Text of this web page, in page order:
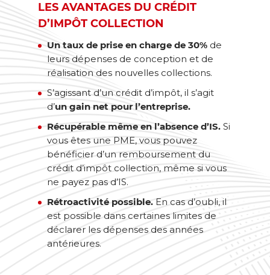
LES AVANTAGES DU CRÉDIT
D’IMPÔT COLLECTION
Un taux de prise en charge de 30%de
leurs dépenses de conception et de
réalisation des nouvelles collections.
S’agissant d’un crédit d’impôt, il s’agit
d’un gain net pour l’entreprise.
Récupérable même en l’absence d’IS.Si
vous êtes une PME, vous pouvez
bénéficier d’un remboursement du
crédit d’impôt collection, même si vous
ne payez pas d’IS.
Rétroactivité possible.En cas d’oubli, il
est possible dans certaines limites de
déclarer les dépenses des années
antérieures.